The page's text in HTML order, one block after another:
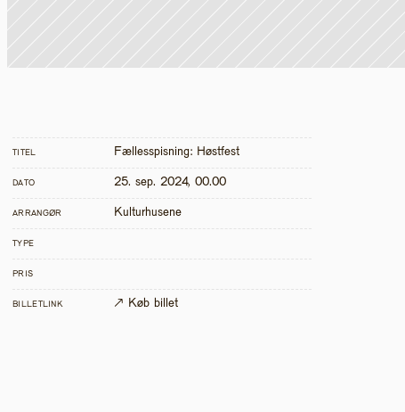
TITEL Fællesspisning: Høstfest
DATO 25. sep. 2024, 00.00
ARRANGØR Kulturhusene
TYPE
PRIS
BILLETLINK ↗ Køb billet